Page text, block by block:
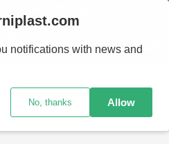
notifications with news and
No, thanks Allow